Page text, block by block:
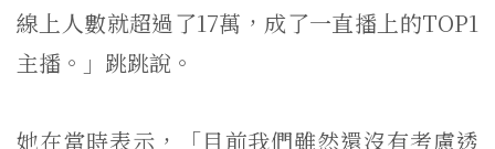
線上人數就超過了17萬，成了一直播上的TOP1
主播。」跳跳說。
她在當時表示，「目前我們雖然還沒有考慮透